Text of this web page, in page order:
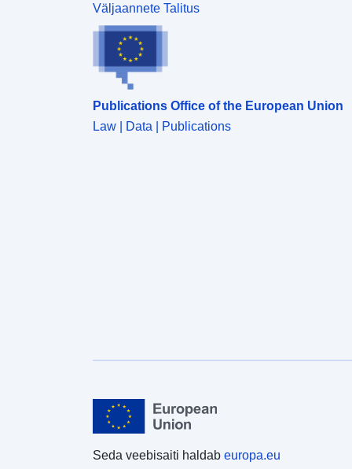
Väljaannete Talitus
Publications Office of the European Union
Law | Data | Publications
Seda veebisaiti haldab europa.eu